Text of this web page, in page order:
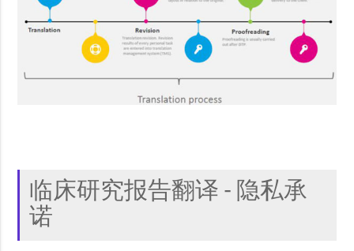
临床研究报告翻译 - 隐私承
诺